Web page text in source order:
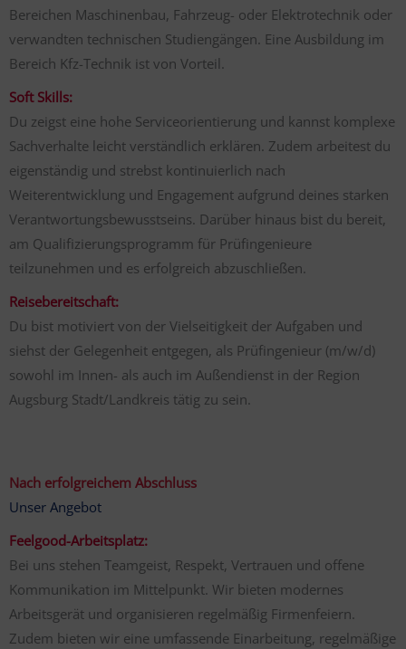
Bereichen Maschinenbau, Fahrzeug- oder Elektrotechnik oder
verwandten technischen Studiengängen. Eine Ausbildung im
Bereich Kfz-Technik ist von Vorteil.
Soft Skills:
Du zeigst eine hohe Serviceorientierung und kannst komplexe
Sachverhalte leicht verständlich erklären. Zudem arbeitest du
eigenständig und strebst kontinuierlich nach
Weiterentwicklung und Engagement aufgrund deines starken
Verantwortungsbewusstseins. Darüber hinaus bist du bereit,
am Qualifizierungsprogramm für Prüfingenieure
teilzunehmen und es erfolgreich abzuschließen.
Reisebereitschaft:
Du bist motiviert von der Vielseitigkeit der Aufgaben und
siehst der Gelegenheit entgegen, als Prüfingenieur (m/w/d)
sowohl im Innen- als auch im Außendienst in der Region
Augsburg Stadt/Landkreis tätig zu sein.
Nach erfolgreichem Abschluss
Unser Angebot
Feelgood-Arbeitsplatz:
Bei uns stehen Teamgeist, Respekt, Vertrauen und offene
Kommunikation im Mittelpunkt. Wir bieten modernes
Arbeitsgerät und organisieren regelmäßig Firmenfeiern.
Zudem bieten wir eine umfassende Einarbeitung, regelmäßige